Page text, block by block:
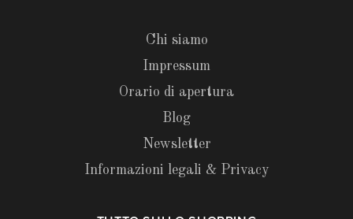
Chi siamo
Impressum
Orario di apertura
Blog
Newsletter
Informazioni legali & Privacy